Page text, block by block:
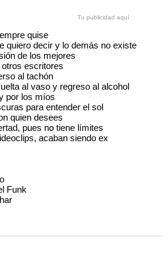
Tu publicidad aquí
quise
quiero decir y lo demás no existe
de los mejores
escritores
al tachón
al vaso y regreso al alcohol
por los míos
para entender el sol
quien desees
pues no tiene límites
acaban siendo ex
Funk